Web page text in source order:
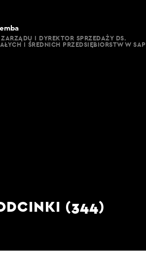
I DYREKTOR SPRZEDAŻY DS.
I ŚREDNICH PRZEDSIĘBIORSTW W SAP
(344)